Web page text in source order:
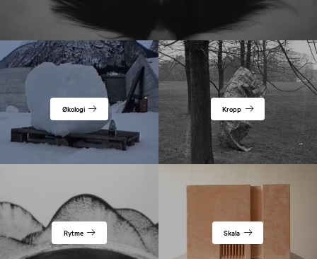
Økologi Kropp
Rytme Skala